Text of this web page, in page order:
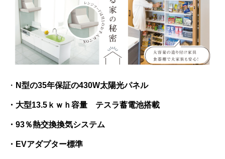
・ N型の35年保証の430W太陽光パネル
・大型13.5ｋｗｈ容量 テスラ蓄電池搭載
・93％熱交換換気システム
・EVアダプター標準